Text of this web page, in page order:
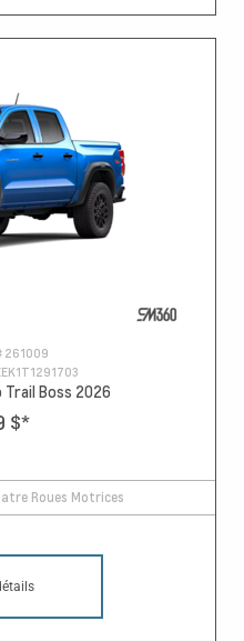
261009
Boss 2026
$*
Roues Motrices